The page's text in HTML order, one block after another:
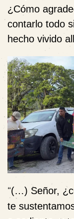
¿Cómo
contarlo todo
hecho vivido
“(…) Señor,
te